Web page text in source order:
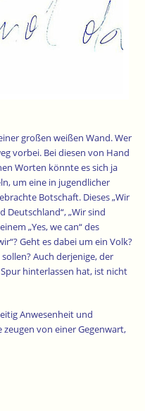
großen weißen Wand. Wer
vorbei. Bei diesen von Hand
Worten könnte es sich ja
um eine in jugendlicher
Botschaft. Dieses „Wir
Deutschland“, „Wir sind
„Yes, we can“ des
Geht es dabei um ein Volk?
sollen? Auch derjenige, der
hinterlassen hat, ist nicht
Anwesenheit und
von einer Gegenwart,
geschieht hier Offenbarung.
Gottes in der
DA“ mitgeteilt hat (Ex 3,14).